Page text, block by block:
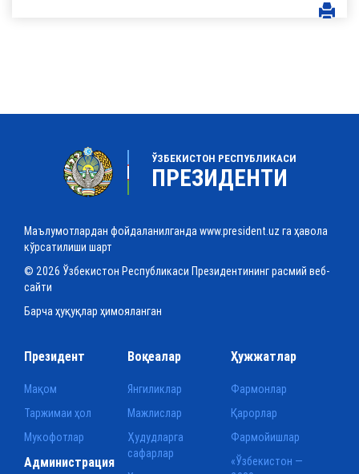
ЎЗБЕКИСТОН РЕСПУБЛИКАСИ
ПРЕЗИДЕНТИ
Маълумотлардан фойдаланилганда www.president.uz га ҳавола
кўрсатилиши шарт
© 2026 Ўзбекистон Республикаси Президентининг расмий веб-
сайти
Барча ҳуқуқлар ҳимояланган
Президент
Мақом
Таржимаи ҳол
Мукофотлар
Воқеалар
Янгиликлар
Мажлислар
Ҳудудларга
сафарлар
Ҳужжатлар
Фармонлар
Қарорлар
Фармойишлар
«Ўзбекистон —
Администрация